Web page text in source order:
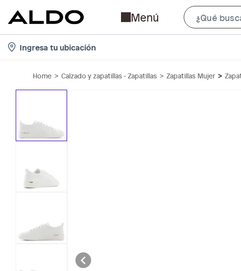
Menú
Ingresa tu ubicación
Home Calzado y zapatillas - Zapatillas Zapatillas Mujer